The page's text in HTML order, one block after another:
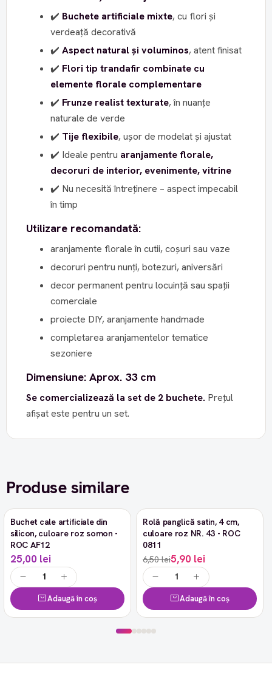
✔️ Buchete artificiale mixte, cu flori și
verdeață decorativă
✔️ Aspect natural și voluminos, atent finisat
✔️ Flori tip trandafir combinate cu
elemente florale complementare
✔️ Frunze realist texturate, în nuanțe
naturale de verde
✔️ Tije flexibile, ușor de modelat și ajustat
✔️ Ideale pentru aranjamente florale,
decoruri de interior, evenimente, vitrine
✔️ Nu necesită întreținere – aspect impecabil
în timp
Utilizare recomandată:
aranjamente florale în cutii, coșuri sau vaze
decoruri pentru nunți, botezuri, aniversări
decor permanent pentru locuință sau spații
comerciale
proiecte DIY, aranjamente handmade
completarea aranjamentelor tematice
sezoniere
Dimensiune: Aprox. 33 cm
Se comercializează la set de 2 buchete. Prețul
afișat este pentru un set.
Produse similare
Buchet cale artificiale din
silicon, culoare roz somon -
ROC AF12
25,00 lei
Adaugă în coș
-9%
Rolă panglică satin, 4 cm,
culoare roz NR. 43 - ROC
0811
6,50 lei5,90 lei
Adaugă în coș